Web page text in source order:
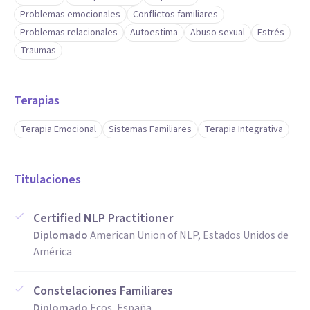
Problemas emocionales
Conflictos familiares
Problemas relacionales
Autoestima Abuso sexual
Estrés
Traumas
Terapias
Terapia Emocional Sistemas Familiares Terapia Integrativa
Titulaciones
Certified NLP Practitioner
DiplomadoAmerican Union of NLP, Estados Unidos de
América
Constelaciones Familiares